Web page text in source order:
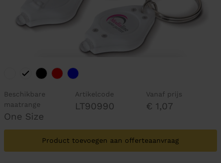
Beschikbare
maatrange
One Size
Artikelcode
LT90990
Vanaf prijs
€ 1,07
Product toevoegen aan offerteaanvraag